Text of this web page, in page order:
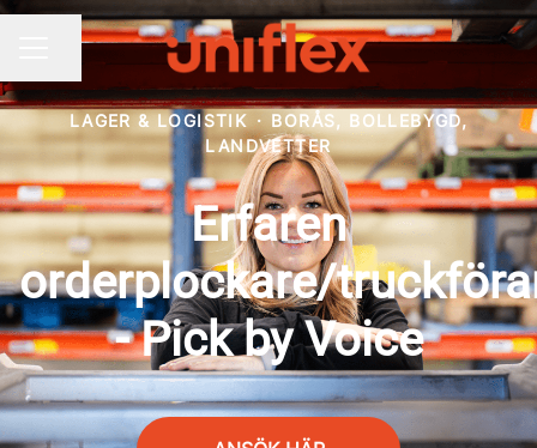
KARRIÄRMENY
Dela sidan
LAGER & LOGISTIK · BORÅS, BOLLEBYGD,
LANDVETTER
Erfaren
orderplockare/
- Pick by Voice